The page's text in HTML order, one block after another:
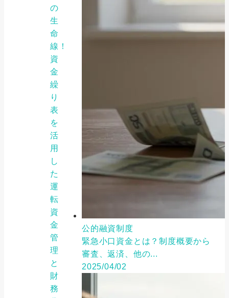
の
生
命
線！
資
金
繰
り
表
を
活
用
し
た
運
転
資
金
管
理
と
財
務
公的融資制度
緊急小口資金とは？制度概要から
審査、返済、他の...
2025/04/02